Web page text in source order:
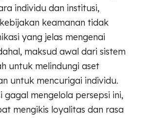
individu dan institusi,
keamanan tidak
yang jelas mengenai
maksud awal dari sistem
untuk melindungi aset
untuk mencurigai individu.
gagal mengelola persepsi ini,
mengikis loyalitas dan rasa